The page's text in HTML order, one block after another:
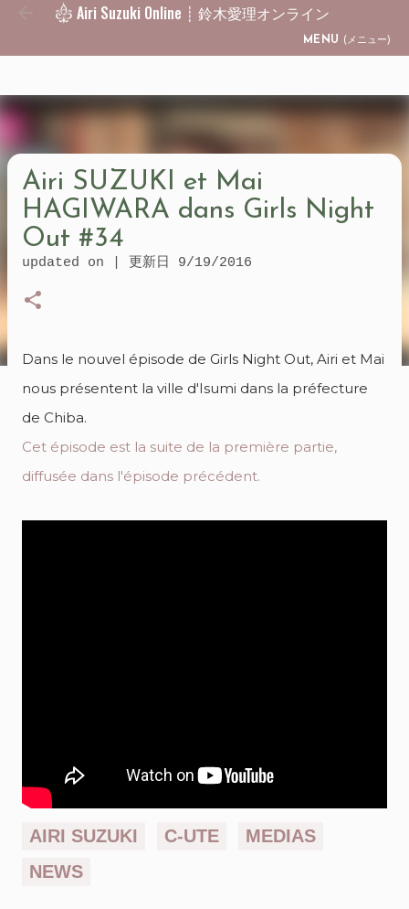
Skip to main content
Airi Suzuki Online ┊ 鈴木愛理オンライン
MENU (メニュー)
Airi SUZUKI et Mai
HAGIWARA dans Girls Night
Out #34
updated on | 更新日 9/19/2016
Dans le nouvel épisode de Girls Night Out, Airi et Mai
nous présentent la ville d'Isumi dans la préfecture
de Chiba.
Cet épisode est la suite de la première partie,
diffusée dans l'épisode précédent.
AIRI SUZUKI C-UTE
MEDIAS
NEWS